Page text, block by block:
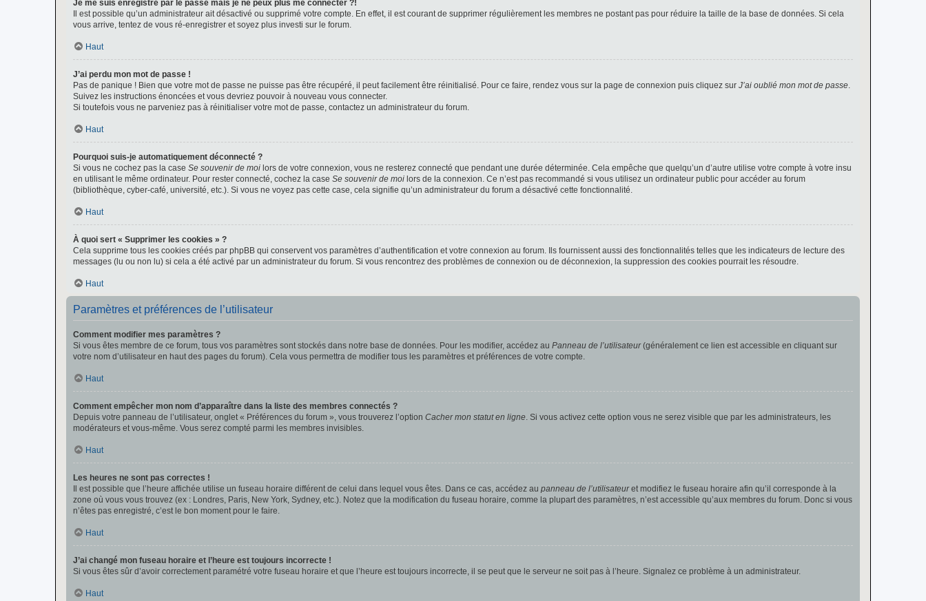
Je me suis enregistré par le passé mais je ne peux plus me connecter ?!
Il est possible qu’un administrateur ait désactivé ou supprimé votre compte. En effet, il est courant de supprimer régulièrement les membres ne postant pas pour réduire la taille de la base de données. Si cela
vous arrive, tentez de vous ré-enregistrer et soyez plus investi sur le forum.
Haut
J’ai perdu mon mot de passe !
Pas de panique ! Bien que votre mot de passe ne puisse pas être récupéré, il peut facilement être réinitialisé. Pour ce faire, rendez vous sur la page de connexion puis cliquez sur J’ai oublié mon mot de passe
Suivez les instructions énoncées et vous devriez pouvoir à nouveau vous connecter.
Si toutefois vous ne parveniez pas à réinitialiser votre mot de passe, contactez un administrateur du forum.
Haut
Pourquoi suis-je automatiquement déconnecté ?
Si vous ne cochez pas la case Se souvenir de moi lors de votre connexion, vous ne resterez connecté que pendant une durée déterminée. Cela empêche que quelqu’un d’autre utilise votre compte à votre insu
en utilisant le même ordinateur. Pour rester connecté, cochez la case Se souvenir de moi lors de la connexion. Ce n’est pas recommandé si vous utilisez un ordinateur public pour accéder au forum
(bibliothèque, cyber-café, université, etc.). Si vous ne voyez pas cette case, cela signifie qu’un administrateur du forum a désactivé cette fonctionnalité.
Haut
À quoi sert « Supprimer les cookies » ?
Cela supprime tous les cookies créés par phpBB qui conservent vos paramètres d’authentification et votre connexion au forum. Ils fournissent aussi des fonctionnalités telles que les indicateurs de lecture des
messages (lu ou non lu) si cela a été activé par un administrateur du forum. Si vous rencontrez des problèmes de connexion ou de déconnexion, la suppression des cookies pourrait les résoudre.
Haut
Paramètres et préférences de l’utilisateur
Comment modifier mes paramètres ?
Si vous êtes membre de ce forum, tous vos paramètres sont stockés dans notre base de données. Pour les modifier, accédez au Panneau de l’utilisateur(généralement ce lien est accessible en cliquant sur
votre nom d’utilisateur en haut des pages du forum). Cela vous permettra de modifier tous les paramètres et préférences de votre compte.
Haut
Comment empêcher mon nom d’apparaître dans la liste des membres connectés ?
Depuis votre panneau de l’utilisateur, onglet « Préférences du forum », vous trouverez l’option Cacher mon statut en ligne . Si vous activez cette option vous ne serez visible que par les administrateurs, les
modérateurs et vous-même. Vous serez compté parmi les membres invisibles.
Haut
Les heures ne sont pas correctes !
Il est possible que l’heure affichée utilise un fuseau horaire différent de celui dans lequel vous êtes. Dans ce cas, accédez au panneau de l’utilisateuret modifiez le fuseau horaire afin qu’il corresponde à la
zone où vous vous trouvez (ex : Londres, Paris, New York, Sydney, etc.). Notez que la modification du fuseau horaire, comme la plupart des paramètres, n’est accessible qu’aux membres du forum. Donc si vous
n’êtes pas enregistré, c’est le bon moment pour le faire.
Haut
J’ai changé mon fuseau horaire et l’heure est toujours incorrecte !
Si vous êtes sûr d’avoir correctement paramétré votre fuseau horaire et que l’heure est toujours incorrecte, il se peut que le serveur ne soit pas à l’heure. Signalez ce problème à un administrateur.
Haut